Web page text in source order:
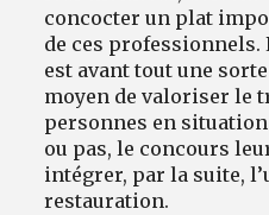
concocter un plat
de ces professionnels.
est avant tout une
moyen de valoriser le
personnes en
ou pas, le concours
intégrer, par la suite,
restauration.